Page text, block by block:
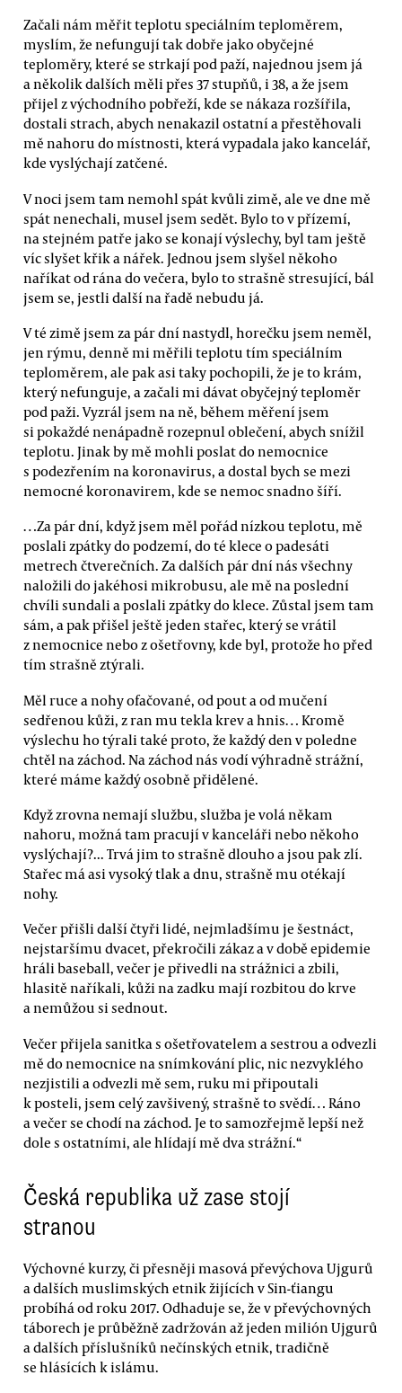
Začali nám měřit teplotu speciálním teploměrem,
myslím, že nefungují tak dobře jako obyčejné
teploměry, které se strkají pod paží, najednou jsem já
a několik dalších měli přes 37 stupňů, i 38, a že jsem
přijel z východního pobřeží, kde se nákaza rozšířila,
dostali strach, abych nenakazil ostatní a přestěhovali
mě nahoru do místnosti, která vypadala jako kancelář,
kde vyslýchají zatčené.
V noci jsem tam nemohl spát kvůli zimě, ale ve dne mě
spát nenechali, musel jsem sedět. Bylo to v přízemí,
na stejném patře jako se konají výslechy, byl tam ještě
víc slyšet křik a nářek. Jednou jsem slyšel někoho
naříkat od rána do večera, bylo to strašně stresující, bál
jsem se, jestli další na řadě nebudu já.
V té zimě jsem za pár dní nastydl, horečku jsem neměl,
jen rýmu, denně mi měřili teplotu tím speciálním
teploměrem, ale pak asi taky pochopili, že je to krám,
který nefunguje, a začali mi dávat obyčejný teploměr
pod paži. Vyzrál jsem na ně, během měření jsem
si pokaždé nenápadně rozepnul oblečení, abych snížil
teplotu. Jinak by mě mohli poslat do nemocnice
s podezřením na koronavirus, a dostal bych se mezi
nemocné koronavirem, kde se nemoc snadno šíří.
…Za pár dní, když jsem měl pořád nízkou teplotu, mě
poslali zpátky do podzemí, do té klece o padesáti
metrech čtverečních. Za dalších pár dní nás všechny
naložili do jakéhosi mikrobusu, ale mě na poslední
chvíli sundali a poslali zpátky do klece. Zůstal jsem tam
sám, a pak přišel ještě jeden stařec, který se vrátil
z nemocnice nebo z ošetřovny, kde byl, protože ho před
tím strašně ztýrali.
Měl ruce a nohy ofačované, od pout a od mučení
sedřenou kůži, z ran mu tekla krev a hnis… Kromě
výslechu ho týrali také proto, že každý den v poledne
chtěl na záchod. Na záchod nás vodí výhradně strážní,
které máme každý osobně přidělené.
Když zrovna nemají službu, služba je volá někam
nahoru, možná tam pracují v kanceláři nebo někoho
vyslýchají?... Trvá jim to strašně dlouho a jsou pak zlí.
Stařec má asi vysoký tlak a dnu, strašně mu otékají
nohy.
Večer přišli další čtyři lidé, nejmladšímu je šestnáct,
nejstaršímu dvacet, překročili zákaz a v době epidemie
hráli baseball, večer je přivedli na strážnici a zbili,
hlasitě naříkali, kůži na zadku mají rozbitou do krve
a nemůžou si sednout.
Večer přijela sanitka s ošetřovatelem a sestrou a odvezli
mě do nemocnice na snímkování plic, nic nezvyklého
nezjistili a odvezli mě sem, ruku mi připoutali
k posteli, jsem celý zavšivený, strašně to svědí… Ráno
a večer se chodí na záchod. Je to samozřejmě lepší než
dole s ostatními, ale hlídají mě dva strážní.“
Česká republika už zase stojí
stranou
Výchovné kurzy, či přesněji masová převýchova Ujgurů
a dalších muslimských etnik žijících v Sin-ťiangu
probíhá od roku 2017. Odhaduje se, že v převýchovných
táborech je průběžně zadržován až jeden milión Ujgurů
a dalších příslušníků nečínských etnik, tradičně
se hlásících k islámu.